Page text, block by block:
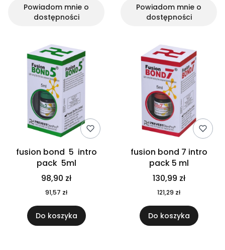
Powiadom mnie o
dostępności
Powiadom mnie o
dostępności
fusion bond 5 intro
pack 5ml
98,90 zł
91,57 zł
Do koszyka
fusion bond 7 intro
pack 5 ml
130,99 zł
121,29 zł
Do koszyka